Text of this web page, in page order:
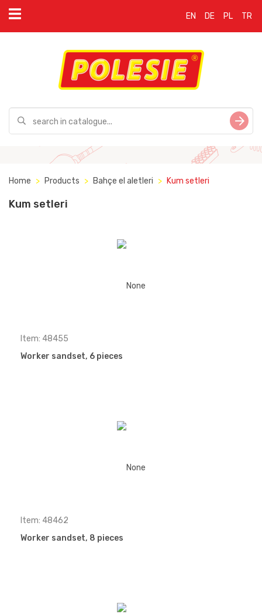
EN DE PL TR
Home Products Bahçe el aletleri Kum setleri
Kum setleri
Item: 48455
Worker sandset, 6 pieces
Item: 48462
Worker sandset, 8 pieces